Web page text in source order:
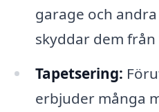
garage och
skyddar dem
Tapetsering:
erbjuder många